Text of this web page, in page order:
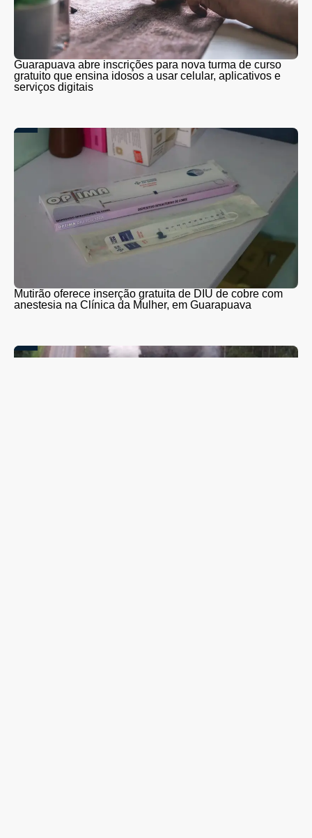
Guarapuava abre inscrições para nova turma de curso
gratuito que ensina idosos a usar celular, aplicativos e
serviços digitais
Mutirão oferece inserção gratuita de DIU de cobre com
anestesia na Clínica da Mulher, em Guarapuava